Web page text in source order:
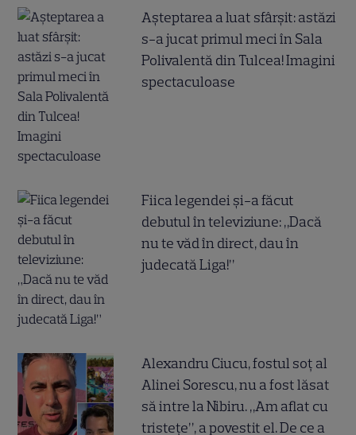
Așteptarea a luat sfârșit: astăzi
s-a jucat primul meci în Sala
Polivalentă din Tulcea! Imagini
spectaculoase
Fiica legendei și-a făcut
debutul în televiziune: „Dacă
nu te văd în direct, dau în
judecată Liga!”
Alexandru Ciucu, fostul soț al
Alinei Sorescu, nu a fost lăsat
să intre la Nibiru. „Am aflat cu
tristețe”, a povestit el. De ce a